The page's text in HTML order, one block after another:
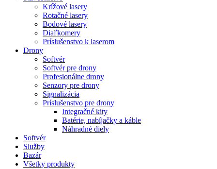
Krížové lasery
Rotačné lasery
Bodové lasery
Diaľkomery
Príslušenstvo k laserom
Drony
Softvér
Softvér pre drony
Profesionálne drony
Senzory pre drony
Signalizácia
Príslušenstvo pre drony
Integračné kity
Batérie, nabíjačky a káble
Náhradné diely
Softvér
Služby
Bazár
Všetky produkty